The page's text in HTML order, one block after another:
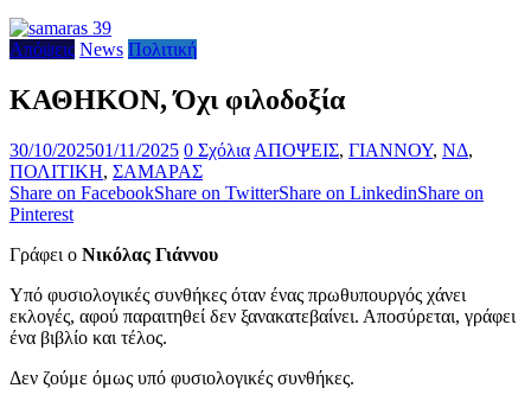
Απόψεις News Πολιτική
ΚΑΘΗΚΟΝ, Όχι φιλοδοξία
30/10/202501/11/2025 0 Σχόλια ΑΠΟΨΕΙΣ, ΓΙΑΝΝΟΥ, ΝΔ,
ΠΟΛΙΤΙΚΗ, ΣΑΜΑΡΑΣ
Share on FacebookShare on TwitterShare on LinkedinShare on
Pinterest
Γράφει ο Νικόλας Γιάννου
Υπό φυσιολογικές συνθήκες όταν ένας πρωθυπουργός χάνει
εκλογές, αφού παραιτηθεί δεν ξανακατεβαίνει. Αποσύρεται, γράφει
ένα βιβλίο και τέλος.
Δεν ζούμε όμως υπό φυσιολογικές συνθήκες.